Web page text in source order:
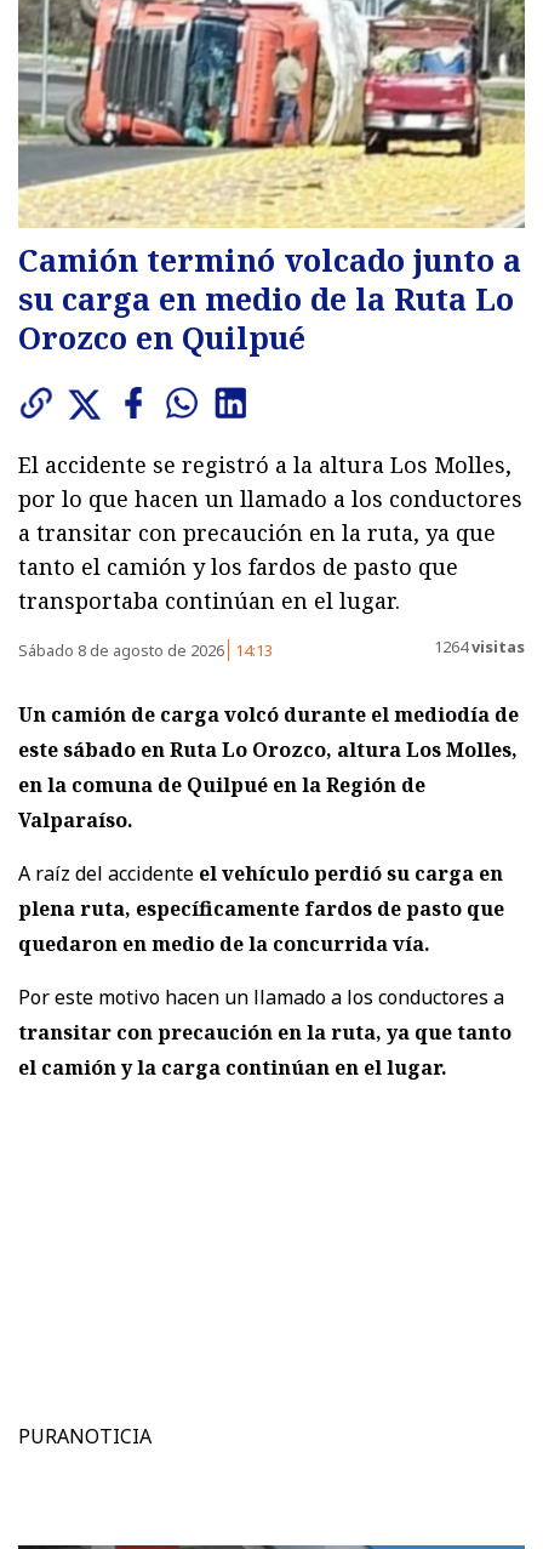
Camión terminó volcado junto a
su carga en medio de la Ruta Lo
Orozco en Quilpué
El accidente se registró a la altura Los Molles,
por lo que hacen un llamado a los conductores
a transitar con precaución en la ruta, ya que
tanto el camión y los fardos de pasto que
transportaba continúan en el lugar.
Sábado 8 de agosto de 2026 14:13 1264visitas
Un camión de carga volcó durante el mediodía de
este sábado en Ruta Lo Orozco, altura Los Molles,
en la comuna de Quilpué en la Región de
Valparaíso.
A raíz del accidente el vehículo perdió su carga en
plena ruta, específicamente fardos de pasto que
quedaron en medio de la concurrida vía.
Por este motivo hacen un llamado a los conductores a
transitar con precaución en la ruta, ya que tanto
el camión y la carga continúan en el lugar.
PURANOTICIA